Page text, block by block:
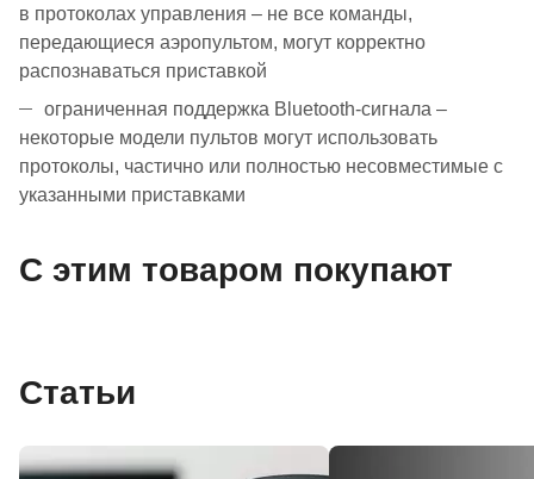
в протоколах управления – не все команды,
передающиеся аэропультом, могут корректно
распознаваться приставкой
ограниченная поддержка Bluetooth-сигнала –
некоторые модели пультов могут использовать
протоколы, частично или полностью несовместимые с
указанными приставками
С этим товаром покупают
Статьи